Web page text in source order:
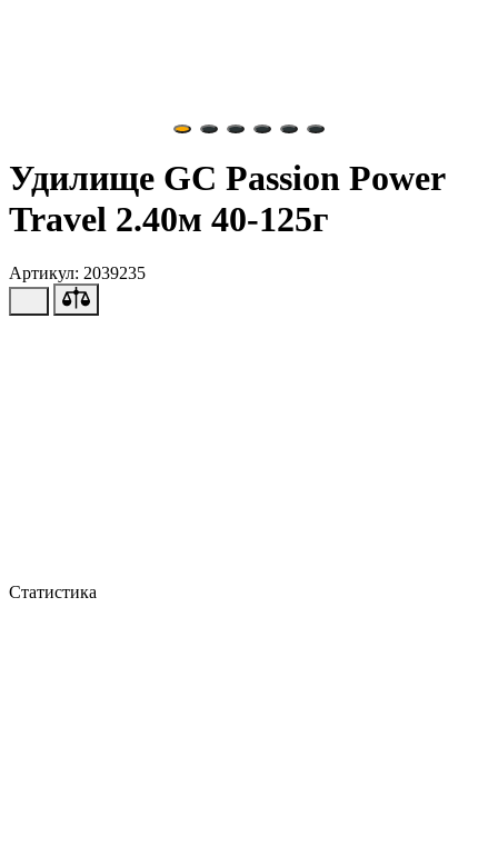
Удилище GC Passion Power
Travel 2.40м 40-125г
Артикул: 2039235
Статистика